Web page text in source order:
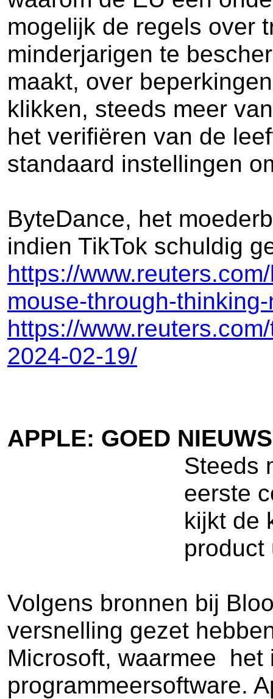
mogelijk de regels over
minderjarigen te
maakt, over
klikken, steeds meer
het verifiëren van de
standaard instellingen
ByteDance, het
indien TikTok schuldig
https://
mouse-through-
https://
2024-02-19/
APPLE: GOED
Steeds
eerste
kijkt de
product
Volgens bronnen bij
versnelling gezet
Microsoft, waarmee het
programmeersoftware.